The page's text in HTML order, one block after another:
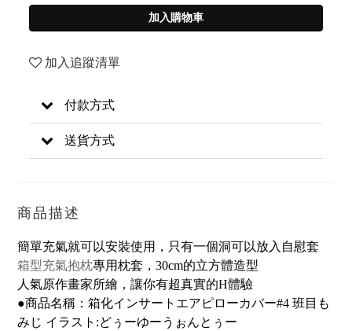
加入購物車
加入追蹤清單
付款方式
送貨方式
商品描述
簡單充氣就可以安裝使用，只有一個洞可以放入自慰套
箱型充氣抱枕專用枕套，30cm的立方體造型
人氣原作畫家所繪，讓你有超真實的H體驗
●商品名稱：箱化インサートエアピローカバー#4 班目も
みじ イラスト:どぅーゆーうぉんとぅー